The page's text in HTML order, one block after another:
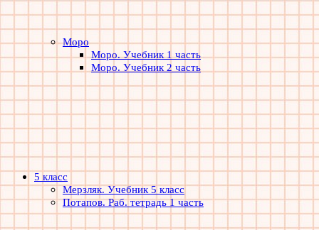
Моро
Моро. Учебник 1 часть
Моро. Учебник 2 часть
5 класс
Мерзляк. Учебник 5 класс
Потапов. Раб. тетрадь 1 часть